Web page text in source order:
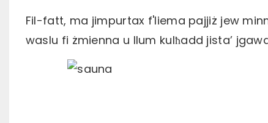
Fil-fatt, ma jimpurtax f'liema pajjiż jew
waslu fi żmienna u llum kulħadd jista’